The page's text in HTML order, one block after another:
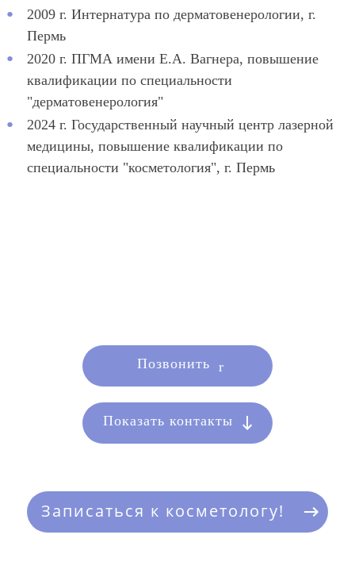
2009 г. Интернатура по дерматовенерологии, г.
Пермь
2020 г. ПГМА имени Е.А. Вагнера, повышение
квалификации по специальности
"дерматовенерология"
2024 г. Государственный научный центр лазерной
медицины, повышение квалификации по
специальности "косметология", г. Пермь
Позвонить
Показать контакты
Записаться к косметологу!